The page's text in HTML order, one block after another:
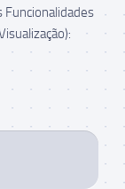
Funcionalidades